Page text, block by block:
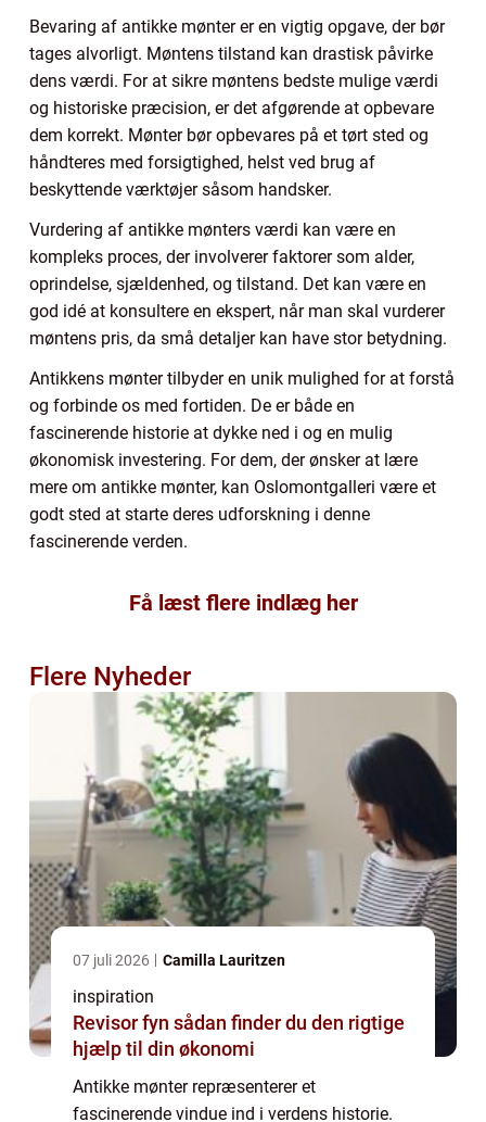
Bevaring af antikke mønter er en vigtig opgave, der bør
tages alvorligt. Møntens tilstand kan drastisk påvirke
dens værdi. For at sikre møntens bedste mulige værdi
og historiske præcision, er det afgørende at opbevare
dem korrekt. Mønter bør opbevares på et tørt sted og
håndteres med forsigtighed, helst ved brug af
beskyttende værktøjer såsom handsker.
Vurdering af antikke mønters værdi kan være en
kompleks proces, der involverer faktorer som alder,
oprindelse, sjældenhed, og tilstand. Det kan være en
god idé at konsultere en ekspert, når man skal vurderer
møntens pris, da små detaljer kan have stor betydning.
Antikkens mønter tilbyder en unik mulighed for at forstå
og forbinde os med fortiden. De er både en
fascinerende historie at dykke ned i og en mulig
økonomisk investering. For dem, der ønsker at lære
mere om antikke mønter, kan Oslomontgalleri være et
godt sted at starte deres udforskning i denne
fascinerende verden.
Få læst flere indlæg her
Flere Nyheder
07 juli 2026 Camilla Lauritzen
inspiration
Revisor fyn sådan finder du den rigtige
hjælp til din økonomi
Antikke mønter repræsenterer et
fascinerende vindue ind i verdens historie.